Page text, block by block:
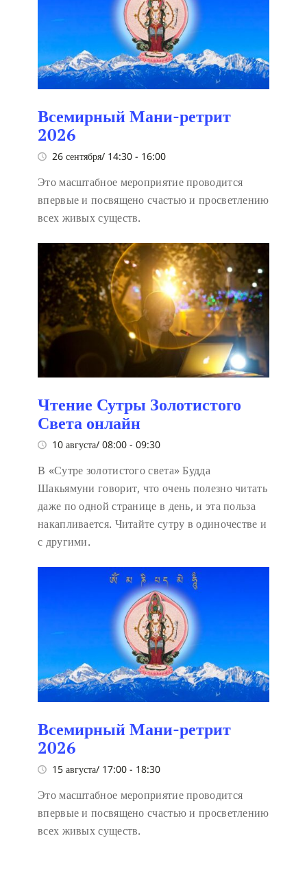
Всемирный Мани-ретрит
2026
26 сентября/ 14:30 - 16:00
Это масштабное мероприятие проводится
впервые и посвящено счастью и просветлению
всех живых существ.
Чтение Сутры Золотистого
Света онлайн
10 августа/ 08:00 - 09:30
В «Сутре золотистого света» Будда
Шакьямуни говорит, что очень полезно читать
даже по одной странице в день, и эта польза
накапливается. Читайте сутру в одиночестве и
с другими.
Всемирный Мани-ретрит
2026
15 августа/ 17:00 - 18:30
Это масштабное мероприятие проводится
впервые и посвящено счастью и просветлению
всех живых существ.